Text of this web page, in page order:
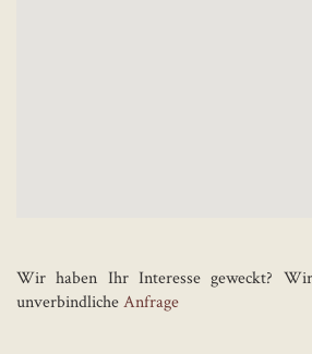
Wir haben Ihr Interesse geweckt?
unverbindlicheAnfrage